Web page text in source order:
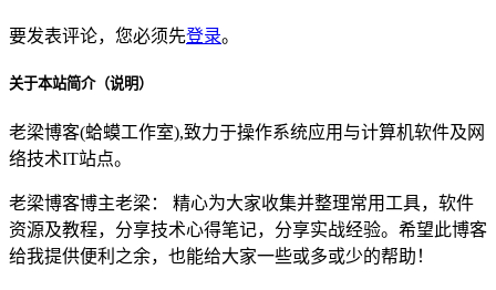
要发表评论，您必须先登录。
关于本站简介（说明）
老梁博客(蛤蟆工作室),致力于操作系统应用与计算机软件及网
络技术IT站点。
老梁博客博主老梁： 精心为大家收集并整理常用工具，软件
资源及教程，分享技术心得笔记，分享实战经验。希望此博客
给我提供便利之余，也能给大家一些或多或少的帮助！